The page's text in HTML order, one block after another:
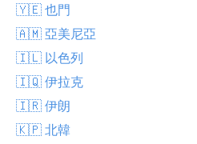
🇾🇪 也門
🇦🇲 亞美尼亞
🇮🇱 以色列
🇮🇶 伊拉克
🇮🇷 伊朗
🇰🇵 北韓